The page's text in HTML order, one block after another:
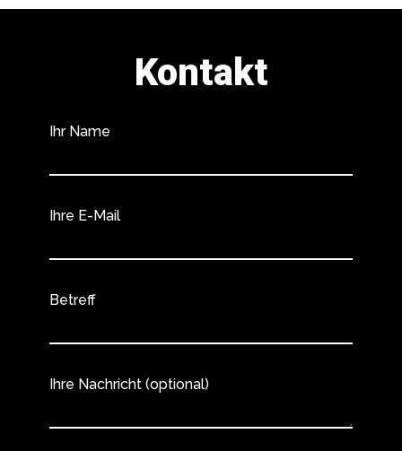
Kontakt
Ihr Name
Ihre E-Mail
Betreff
Ihre Nachricht (optional)